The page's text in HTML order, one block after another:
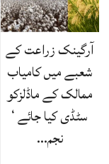
آرگینک زراعت کے
شعبے میں کامیاب
ممالک کے ماڈلزکو
سٹڈی کیا جائے ‘
نجم…